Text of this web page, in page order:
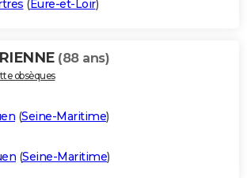
(Eure-et-Loir)
(88 ans)
obsèques
(Seine-Maritime)
(Seine-Maritime)